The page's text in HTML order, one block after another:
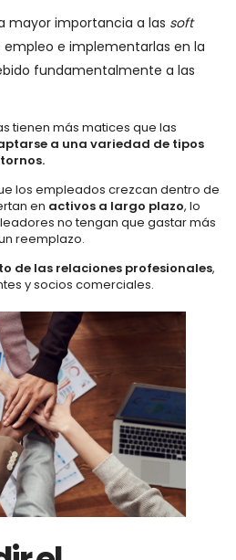
mayor importancia a las soft
e implementarlas en la
fundamentalmente a las
tienen más matices que las
a una variedad de tipos
los empleados crezcan dentro de
en activos a largo plazo, lo
no tengan que gastar más
reemplazo.
de las relaciones profesionales,
y socios comerciales.